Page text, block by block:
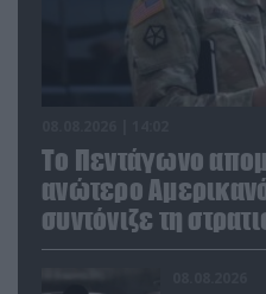
Το Πεντάγωνο
ανώτερο
συντόνιζε τη
προς την Ουκρανία